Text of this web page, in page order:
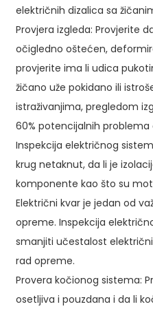
električnih dizalica sa
Provjera izgleda: Provjerite
očigledno oštećen,
provjerite ima li udica
žičano uže pokidano ili
istraživanjima, pregledom
60% potencijalnih problema
Inspekcija električnog
krug netaknut, da li je
komponente kao što su
Električni kvar je jedan od
opreme. Inspekcija
smanjiti učestalost
rad opreme.
Provera kočionog sistema:
osetljiva i pouzdana i da li